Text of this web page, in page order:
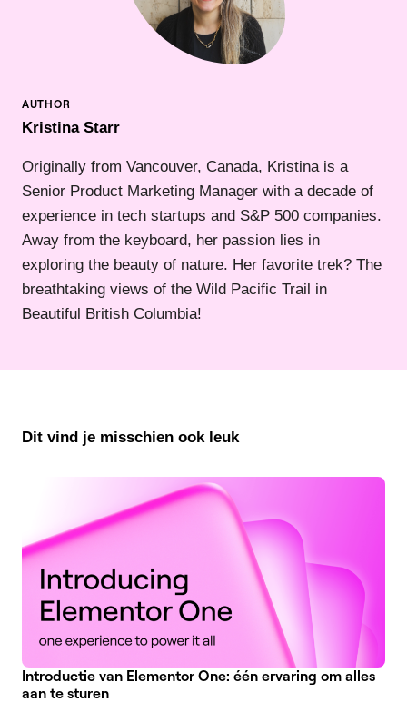
Kristina Starr
Originally from Vancouver, Canada, Kristina is a
Senior Product Marketing Manager with a decade of
experience in tech startups and S&P 500 companies.
Away from the keyboard, her passion lies in
exploring the beauty of nature. Her favorite trek? The
breathtaking views of the Wild Pacific Trail in
Beautiful British Columbia!
Dit vind je misschien ook leuk
Introductie van Elementor One: één ervaring om alles
aan te sturen